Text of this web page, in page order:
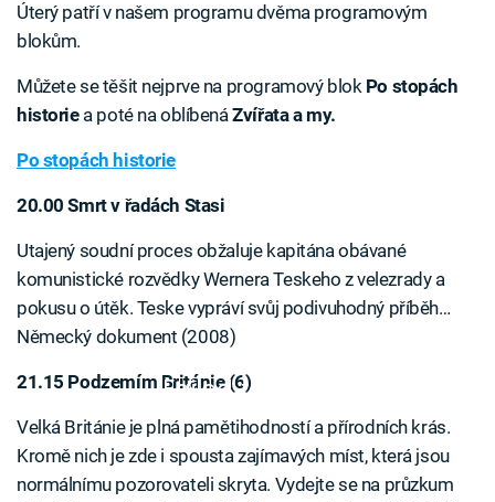
Úterý patří v našem programu dvěma programovým
blokům.
Můžete se těšit nejprve na programový blok Po stopách
historiea poté na oblíbenáZvířata a my.
Po stopách historie
20.00 Smrt v řadách Stasi
Utajený soudní proces obžaluje kapitána obávané
komunistické rozvědky Wernera Teskeho z velezrady a
pokusu o útěk. Teske vypráví svůj podivuhodný příběh…
Německý dokument (2008)
Failed to fetch
21.15 Podzemím Británie (6)
Velká Británie je plná pamětihodností a přírodních krás.
Kromě nich je zde i spousta zajímavých míst, která jsou
normálnímu pozorovateli skryta. Vydejte se na průzkum